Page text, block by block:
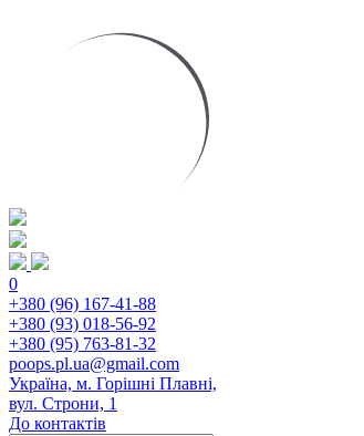
0
+380 (96) 167-41-88
+380 (93) 018-56-92
+380 (95) 763-81-32
poops.pl.ua@gmail.com
Україна, м. Горішні Плавні,
вул. Строни, 1
До контактів